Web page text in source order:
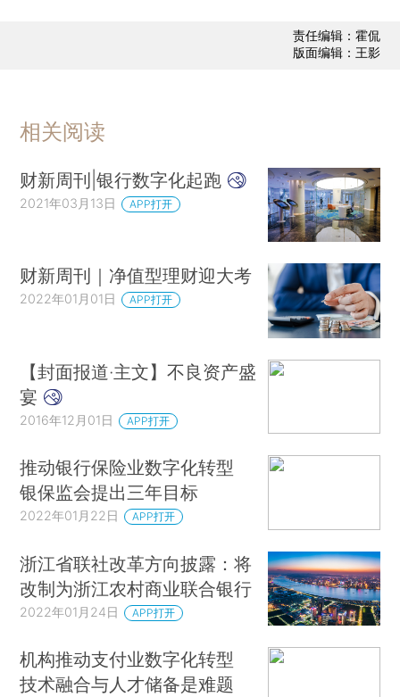
责任编辑：霍侃
版面编辑：王影
相关阅读
财新周刊|银行数字化起跑
2021年03月13日 APP打开
财新周刊｜净值型理财迎大考
2022年01月01日 APP打开
【封面报道·主文】不良资产盛
宴
2016年12月01日 APP打开
推动银行保险业数字化转型
银保监会提出三年目标
2022年01月22日 APP打开
浙江省联社改革方向披露：将
改制为浙江农村商业联合银行
2022年01月24日 APP打开
机构推动支付业数字化转型
技术融合与人才储备是难题